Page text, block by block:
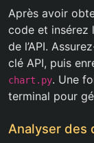
Après avoir
code et insérez
de l’API.
clé API, puis
chart.py. Une
terminal pour
Analyser des